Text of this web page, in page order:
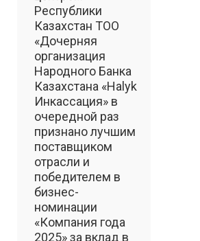
Республики
Казахстан ТОО
«Дочерняя
организация
Народного Банка
Казахстана «Halyk
Инкассация» в
очередной раз
признано лучшим
поставщиком
отрасли и
победителем в
бизнес-
номинации
«Компания года
2025» за вклад в